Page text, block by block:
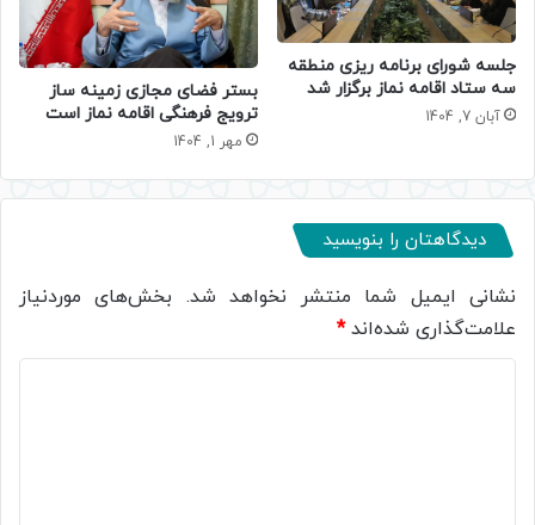
جلسه شورای برنامه ریزی منطقه
سه ستاد اقامه نماز برگزار شد
آبان 7, 1404
بستر فضای مجازی زمینه ساز
ترویج فرهنگی اقامه نماز است
مهر 1, 1404
دیدگاهتان را بنویسید
نشانی ایمیل شما منتشر نخواهد شد. بخش‌های موردنیاز
علامت‌گذاری شده‌اند*